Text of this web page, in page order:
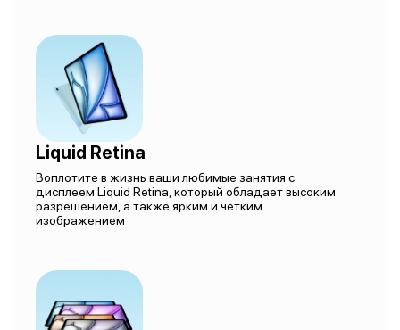
Liquid Retina
Воплотите в жизнь ваши любимые занятия с
дисплеем Liquid Retina, который обладает высоким
разрешением, а также ярким и четким
изображением